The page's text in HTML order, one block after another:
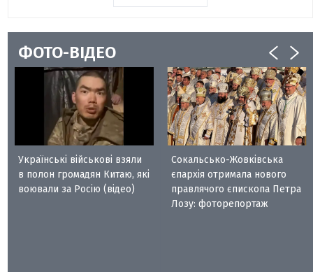
ФОТО-ВІДЕО
Українські військові взяли
в полон громадян Китаю, які
воювали за Росію (відео)
Сокальсько-Жовківська
єпархія отримала нового
правлячого єпископа Петра
Лозу: фоторепортаж